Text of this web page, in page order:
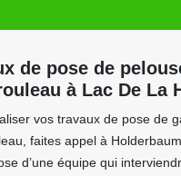
de pose de
à Lac De La
vos travaux de pose de
faites appel à
d’une équipe qui